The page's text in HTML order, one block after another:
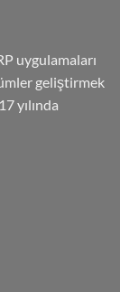
uygulamaları
geliştirmek
yılında